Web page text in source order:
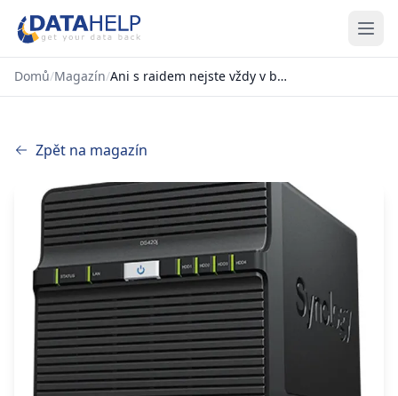
Domů/Magazín/ Ani s raidem nejste vždy v bezpečí: datahelp v praxi radí, čeho se vyvarovat
Zpět na magazín